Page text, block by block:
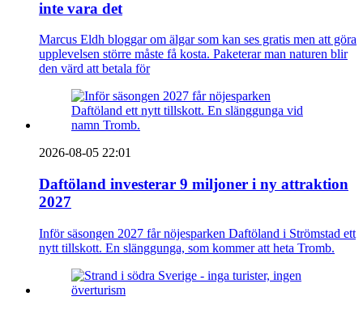
inte vara det
Marcus Eldh bloggar om älgar som kan ses gratis men att göra
upplevelsen större måste få kosta. Paketerar man naturen blir
den värd att betala för
2026-08-05 22:01
Daftöland investerar 9 miljoner i ny attraktion
2027
Inför säsongen 2027 får nöjesparken Daftöland i Strömstad ett
nytt tillskott. En slänggunga, som kommer att heta Tromb.